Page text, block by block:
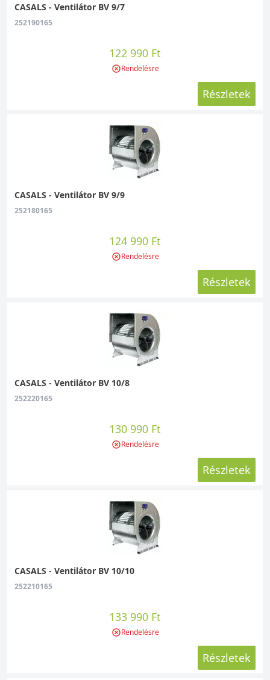
mellett előre fel is tüntettük, így ennek
megfelelően lehet tovább keresni vagy
Utánvéttel és bankkártyával is van lehetőség a
praktikusabb Önnek. Kérdés esetén pedig
elérhetőségeinken.
CASALS - Ventilátor BV 9/7
252190165
122 990 Ft
Rendelésre
Részletek
CASALS - Ventilátor BV 9/9
252180165
124 990 Ft
Rendelésre
Részletek
CASALS - Ventilátor BV 10/8
252220165
130 990 Ft
Rendelésre
Részletek
CASALS - Ventilátor BV 10/10
252210165
133 990 Ft
Rendelésre
Részletek